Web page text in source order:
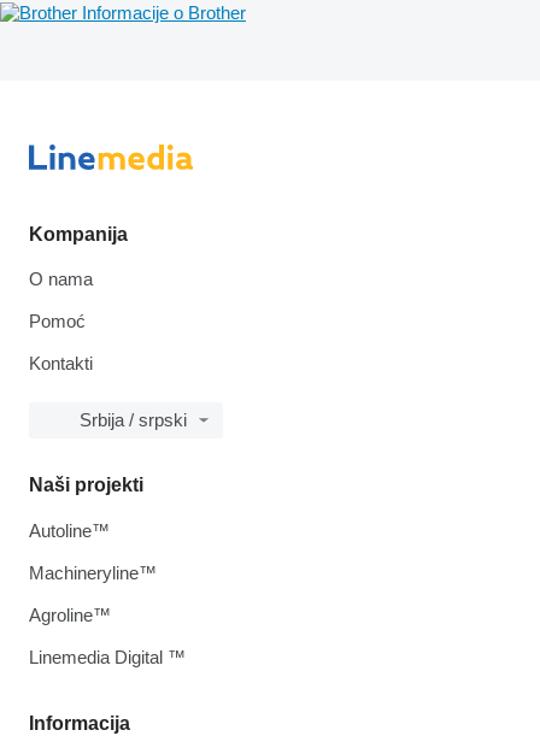
Informacije o Brother
Kompanija
O nama
Pomoć
Kontakti
Srbija / srpski
Informacija
Naši projekti
Autoline™
Machineryline™
Agroline™
Linemedia Digital ™